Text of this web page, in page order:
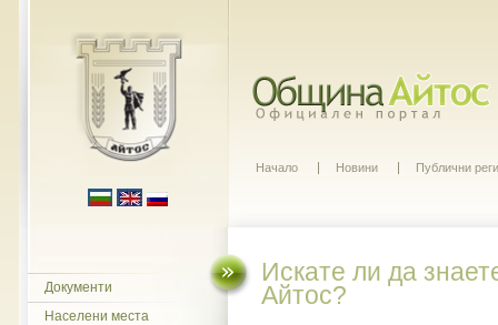
Документи
Населени места
Начало Новини Публични
Искате ли да
Айтос?